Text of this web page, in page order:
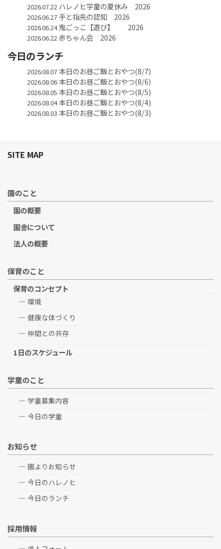
2026.07.22 ハレノヒ学童の夏休み 2026
2026.06.27手と指先の認知 2026
2026.06.24鬼ごっこ【遊び】 2026
2026.06.22赤ちゃん会 2026
今日のランチ
2026.08.07本日のお昼ご飯とおやつ(8/7)
2026.08.06本日のお昼ご飯とおやつ(8/6)
2026.08.05 本日のお昼ご飯とおやつ(8/5)
2026.08.04本日のお昼ご飯とおやつ(8/4)
2026.08.03 本日のお昼ご飯とおやつ(8/3)
SITE MAP
園のこと
園の概要
園舎について
法人の概要
保育のこと
保育のコンセプト
環境
健康な体づくり
仲間との共存
1日のスケジュール
学童のこと
学童募集内容
今日の学童
お知らせ
園よりお知らせ
今日のハレノヒ
今日のランチ
採用情報